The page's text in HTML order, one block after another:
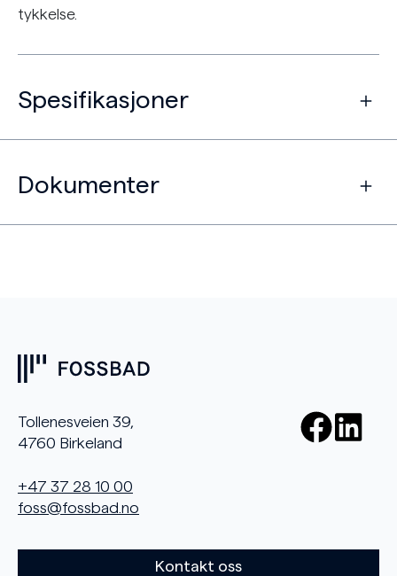
tykkelse.
Spesifikasjoner
Dokumenter
Tollenesveien 39,
4760 Birkeland
+47 37 28 10 00
foss@fossbad.no
Kontakt oss